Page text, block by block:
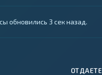
обновились 4 сек назад.
ОТДАЕТЕ